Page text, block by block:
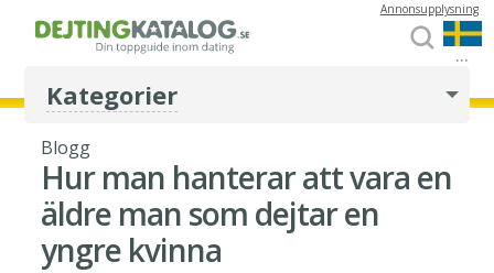
...
Annonsupplysning
Kategorier
Blogg
Hur man hanterar att vara en
äldre man som dejtar en
yngre kvinna